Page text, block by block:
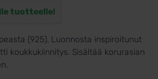
tuotteelle!
(925). Luonnosta inspiroitunut
koukkukiinnitys. Sisältää korurasian